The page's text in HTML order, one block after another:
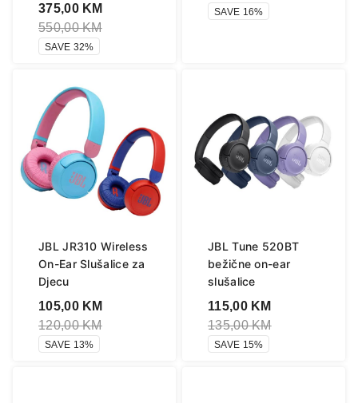
375,00 KM
550,00KM
SAVE 32%
SAVE 16%
JBL JR310 Wireless
On-Ear Slušalice za
Djecu
105,00 KM
120,00KM
SAVE 13%
JBL Tune 520BT
bežične on-ear
slušalice
115,00 KM
135,00KM
SAVE 15%